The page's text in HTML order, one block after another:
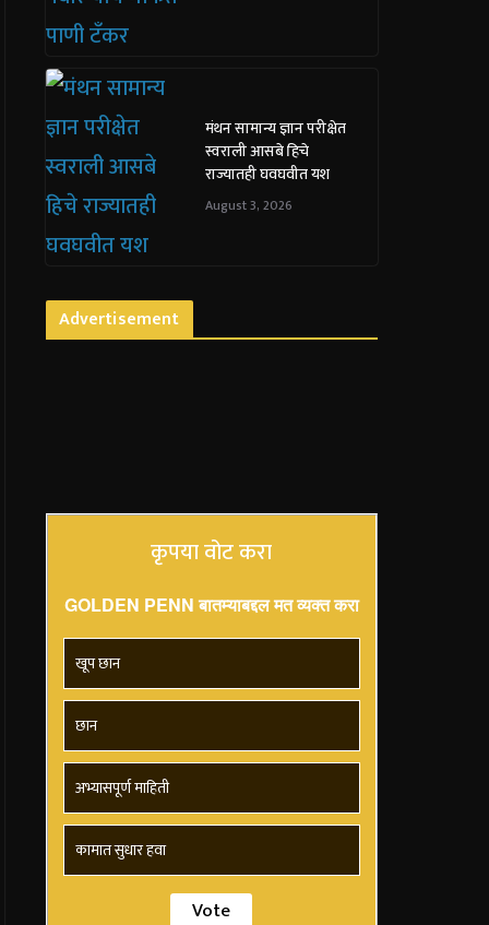
मंथन सामान्य ज्ञान परीक्षेत
स्वराली आसबे हिचे
राज्यातही घवघवीत यश
August 3, 2026
Advertisement
कृपया वोट करा
GOLDEN PENN बातम्याबद्दल मत व्यक्त करा
खूप छान
छान
अभ्यासपूर्ण माहिती
कामात सुधार हवा